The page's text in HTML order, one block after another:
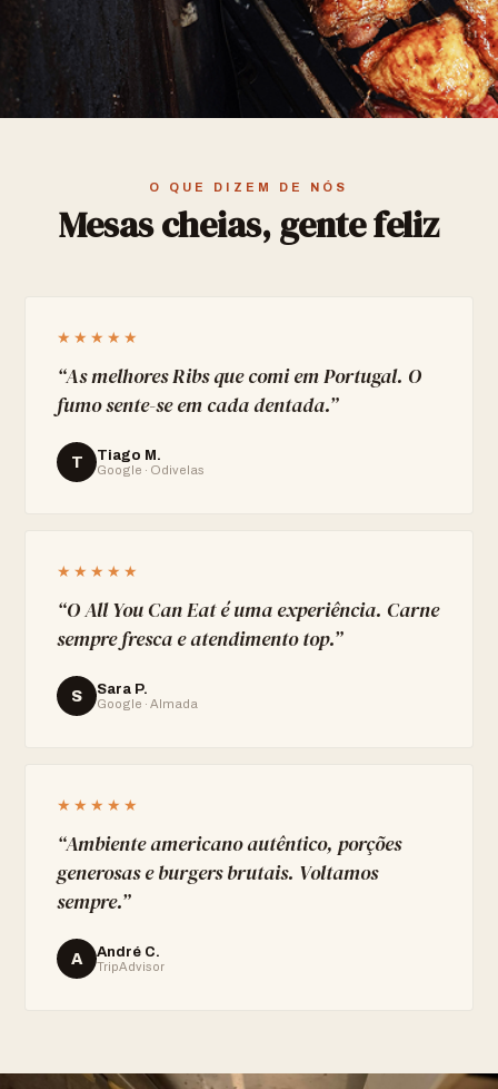
O QUE DIZEM DE NÓS
Mesas cheias, gente feliz
★★★★★
“As melhores Ribs que comi em Portugal. O
fumo sente-se em cada dentada.”
T Tiago M.
Google · Odivelas
★★★★★
“O All You Can Eat é uma experiência. Carne
sempre fresca e atendimento top.”
S Sara P.
Google · Almada
★★★★★
“Ambiente americano autêntico, porções
generosas e burgers brutais. Voltamos
sempre.”
A André C.
TripAdvisor